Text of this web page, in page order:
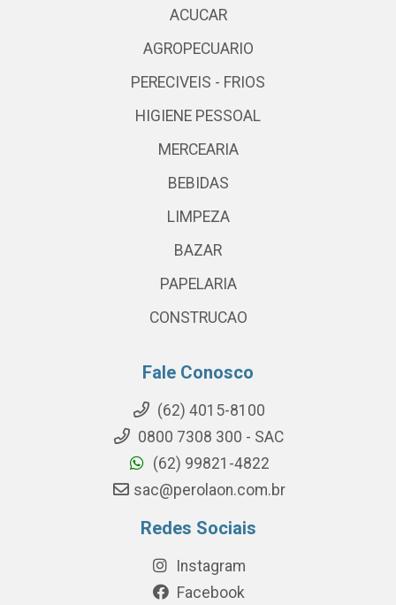
ACUCAR
AGROPECUARIO
PERECIVEIS - FRIOS
HIGIENE PESSOAL
MERCEARIA
BEBIDAS
LIMPEZA
BAZAR
PAPELARIA
CONSTRUCAO
Fale Conosco
(62) 4015-8100
0800 7308 300 - SAC
(62) 99821-4822
sac@perolaon.com.br
Redes Sociais
Instagram
Facebook